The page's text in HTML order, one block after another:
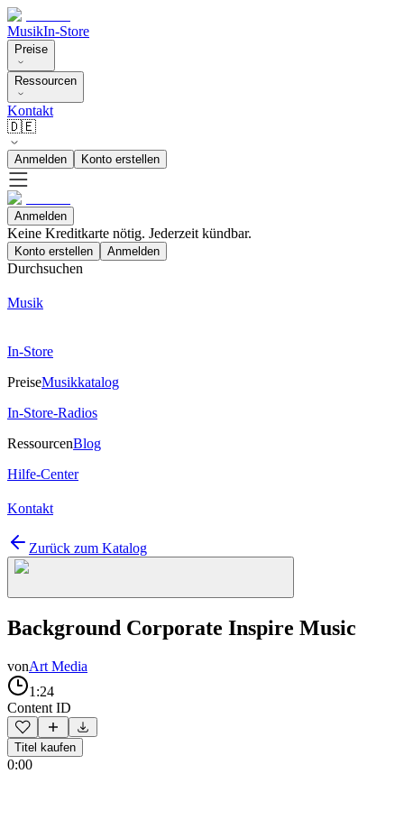
MusikIn-Store
Preise
Ressourcen
Kontakt
🇩🇪
Anmelden Konto erstellen
Anmelden
Keine Kreditkarte nötig. Jederzeit kündbar.
Konto erstellen Anmelden
Durchsuchen
Musik
In-Store
PreiseMusikkatalog
In-Store-Radios
RessourcenBlog
Hilfe-Center
Kontakt
Zurück zum Katalog
Background Corporate Inspire Music
vonArt Media
1:24
Content ID
Titel kaufen
0:00